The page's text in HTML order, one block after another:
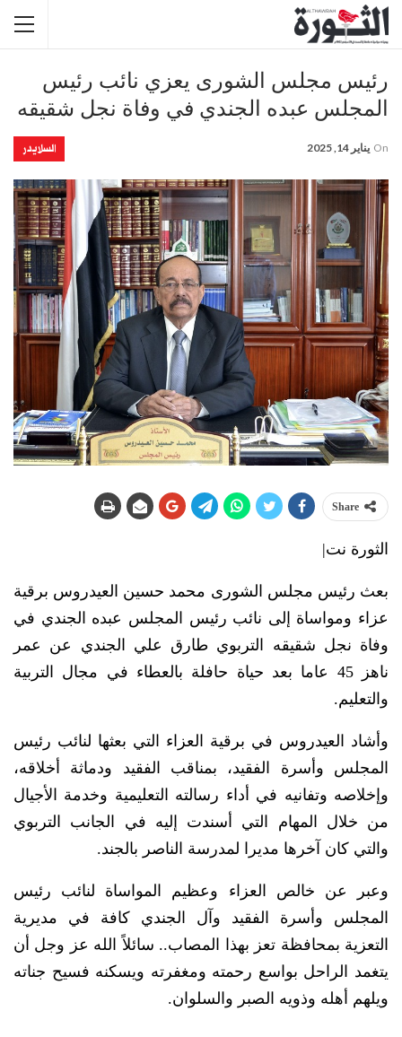
رئيس مجلس الشورى يعزي نائب رئيس
المجلس عبده الجندي في وفاة نجل شقيقه
السلايدر On يناير 14, 2025
Share
الثورة نت|
بعث رئيس مجلس الشورى محمد حسين العيدروس برقية
عزاء ومواساة إلى نائب رئيس المجلس عبده الجندي في
وفاة نجل شقيقه التربوي طارق علي الجندي عن عمر
ناهز 45 عاما بعد حياة حافلة بالعطاء في مجال التربية
والتعليم.
وأشاد العيدروس في برقية العزاء التي بعثها لنائب رئيس
المجلس وأسرة الفقيد، بمناقب الفقيد ودماثة أخلاقه،
وإخلاصه وتفانيه في أداء رسالته التعليمية وخدمة الأجيال
من خلال المهام التي أسندت إليه في الجانب التربوي
والتي كان آخرها مديرا لمدرسة الناصر بالجند.
وعبر عن خالص العزاء وعظيم المواساة لنائب رئيس
المجلس وأسرة الفقيد وآل الجندي كافة في مديرية
التعزية بمحافظة تعز بهذا المصاب.. سائلاً الله عز وجل أن
يتغمد الراحل بواسع رحمته ومغفرته ويسكنه فسيح جناته
ويلهم أهله وذويه الصبر والسلوان.